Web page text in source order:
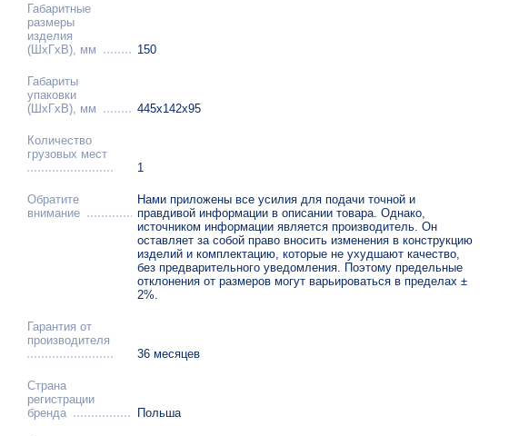
Габаритные
размеры
изделия
(ШхГхВ), мм
150
Габариты
упаковки
(ШхГхВ), мм
445х142х95
Количество
грузовых мест
1
Обратите
внимание
Нами приложены все усилия для подачи точной и
правдивой информации в описании товара. Однако,
источником информации является производитель. Он
оставляет за собой право вносить изменения в конструкцию
изделий и комплектацию, которые не ухудшают качество,
без предварительного уведомления. Поэтому предельные
отклонения от размеров могут варьироваться в пределах ±
2%.
Гарантия от
производителя
36 месяцев
Страна
регистрации
бренда
Польша